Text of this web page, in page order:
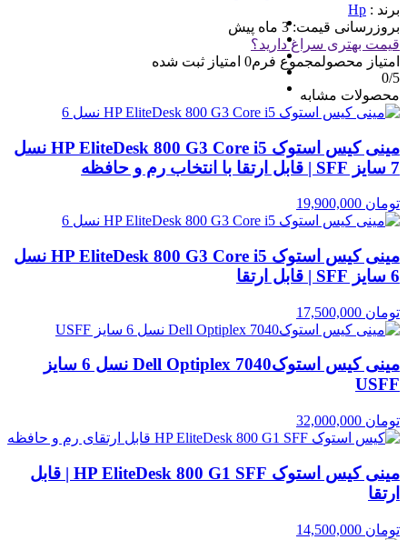
برند : Hp
بروزرسانی قیمت:3 ماه پیش
قیمت بهتری سراغ دارید؟
امتیاز محصولمجموع فرم0 امتیاز ثبت شده
0/5
محصولات مشابه
مینی کیس استوک HP EliteDesk 800 G3 Core i5 نسل
7 سایز SFF | قابل ارتقا با انتخاب رم و حافظه
تومان
مینی کیس استوک HP EliteDesk 800 G3 Core i5 نسل
6 سایز SFF | قابل ارتقا
تومان
مینی کیس استوکDell Optiplex 7040 نسل 6 سایز
USFF
تومان
مینی کیس استوک HP EliteDesk 800 G1 SFF | قابل
ارتقا
تومان